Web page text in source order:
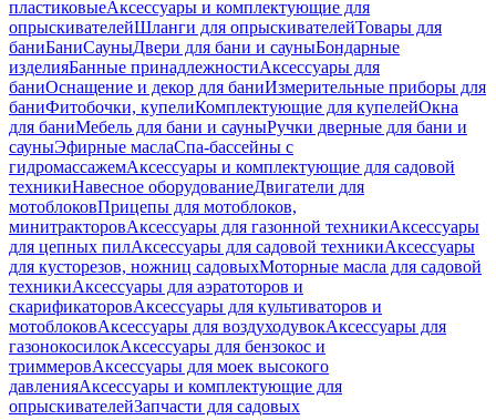
пластиковыеАксессуары и комплектующие для
опрыскивателейШланги для опрыскивателейТовары для
баниБаниСауныДвери для бани и сауныБондарные
изделияБанные принадлежностиАксессуары для
баниОснащение и декор для баниИзмерительные приборы для
баниФитобочки, купелиКомплектующие для купелейОкна
для баниМебель для бани и сауныРучки дверные для бани и
сауныЭфирные маслаСпа-бассейны с
гидромассажемАксессуары и комплектующие для садовой
техникиНавесное оборудованиеДвигатели для
мотоблоковПрицепы для мотоблоков,
минитракторовАксессуары для газонной техникиАксессуары
для цепных пилАксессуары для садовой техникиАксессуары
для кусторезов, ножниц садовыхМоторные масла для садовой
техникиАксессуары для аэратоторов и
скарификаторовАксессуары для культиваторов и
мотоблоковАксессуары для воздуходувокАксессуары для
газонокосилокАксессуары для бензокос и
триммеровАксессуары для моек высокого
давленияАксессуары и комплектующие для
опрыскивателейЗапчасти для садовых